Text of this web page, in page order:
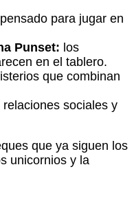
para jugar en
Punset: los
en el tablero.
que combinan
sociales y
que ya siguen los
unicornios y la